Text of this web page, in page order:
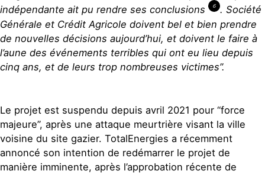
indépendante ait pu rendre ses conclusions
6 . Société
Générale et Crédit Agricole doivent bel et bien prendre
de nouvelles décisions aujourd’hui, et doivent le faire à
l’aune des événements terribles qui ont eu lieu depuis
cinq ans, et de leurs trop nombreuses victimes”.
Le projet est suspendu depuis avril 2021 pour “force
majeure”, après une attaque meurtrière visant la ville
voisine du site gazier. TotalEnergies a récemment
annoncé son intention de redémarrer le projet de
manière imminente, après l’approbation récente de